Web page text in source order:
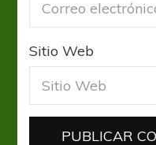
Sitio Web